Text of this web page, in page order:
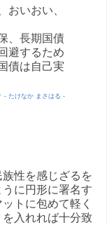
おいおい、
、長期国債
避するため
債は自己実
- たけなか まさはる -
性を感じざるを
に円形に署名す
トに包めて軽く
入れれば十分致